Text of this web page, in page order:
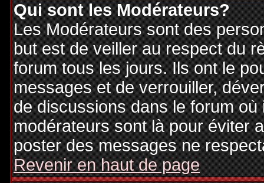
Qui sont les Modérateurs?
Les Modérateurs sont des
but est de veiller au respect du
forum tous les jours. Ils ont le
messages et de verrouiller,
de discussions dans le forum
modérateurs sont là pour éviter
poster des messages ne
Revenir en haut de page